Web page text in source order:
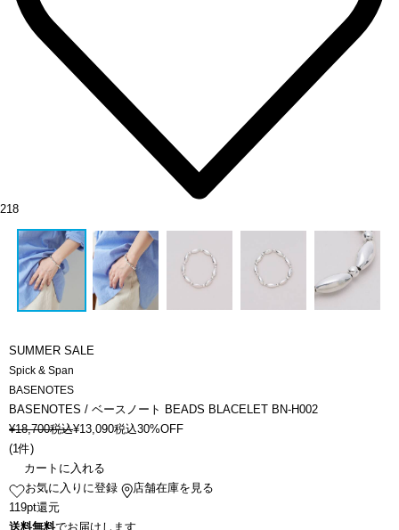
218
SUMMER SALE
Spick & Span
BASENOTES
BASENOTES / ベースノート BEADS BLACELET BN-H002
¥18,700税込¥13,090税込30%OFF
(1件)
カートに入れる
お気に入りに登録
店舗在庫を見る
119pt還元
送料無料でお届けします